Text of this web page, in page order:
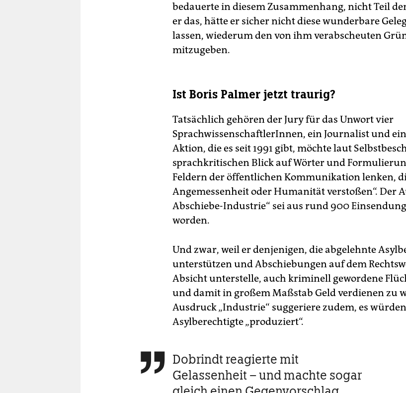
bedauerte in diesem Zusammenhang, nicht Teil
er das, hätte er sicher nicht diese wunderbare
lassen, wiederum den von ihm verabscheuten
mitzugeben.
Ist Boris Palmer jetzt traurig?
Tatsächlich gehören der Jury für das Unwort vier
SprachwissenschaftlerInnen, ein Journalist und
Aktion, die es seit 1991 gibt, möchte laut
sprachkritischen Blick auf Wörter und
Feldern der öffentlichen Kommunikation lenken,
Angemessenheit oder Humanität verstoßen“. Der
Abschiebe-Industrie“ sei aus rund 900
worden.
Und zwar, weil er denjenigen, die abgelehnte
unterstützen und Abschiebungen auf dem
Absicht unterstelle, auch kriminell gewordene
und damit in großem Maßstab Geld verdienen zu
Ausdruck „Industrie“ suggeriere zudem, es
Asylberechtigte „produziert“.
 Dobrindt reagierte mit
Gelassenheit – und machte sogar